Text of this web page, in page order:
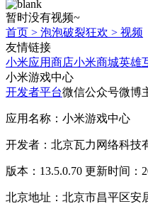
暂时没有视频~
首页 > 泡泡破裂狂欢 > 视频
友情链接
小米应用商店小米商城英雄
小米游戏中心
开发者平台微信公众号微博
应用名称：小米游戏中心
开发者：北京瓦力网络科技
版本：13.5.0.70 更新时间：
北京地址：北京市昌平区安